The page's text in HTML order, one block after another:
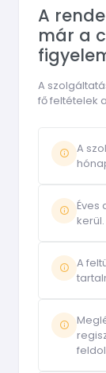
A
már a
A
fő feltételek
A
Éves
kerül.
A